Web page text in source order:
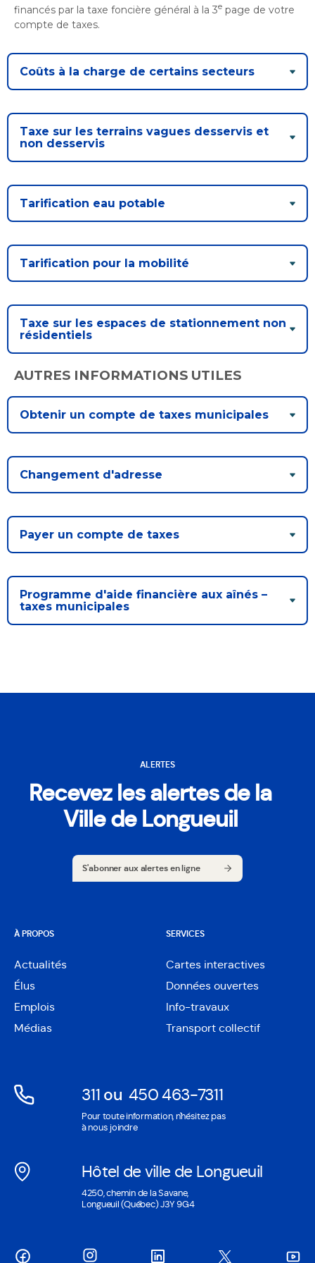
nouvelle
fenêtre
Bureau de l’éthique et de l’inspection
contractuelle
dans
fenêtre
Bureau protecteur citoyen
Bureau protecteur citoyen
Centre-ville de Longueuil
Centre-ville de Longueuil
Cour municipale et contravention
Cour municipale et contravention
Gouvernance et saine gestion
Gouvernance et saine gestion
Office de participation publique de Longueuil
dans
une
nouvelle
Politiques municipales
Réclamations
Vérificatrice générale
financés par la taxe foncière général à la 3e page de votre
compte de taxes.
Coûts à la charge de certains secteurs
Taxe sur les terrains vagues desservis et
non desservis
Tarification eau potable
Tarification pour la mobilité
Taxe sur les espaces de stationnement non
résidentiels
AUTRES INFORMATIONS UTILES
Obtenir un compte de taxes municipales
Changement d'adresse
Payer un compte de taxes
Programme d'aide financière aux aînés –
taxes municipales
ALERTES
Recevez les alertes de la
Ville de Longueuil
S'abonner aux alertes en ligne
À PROPOS
Actualités
Élus
Emplois
Médias
SERVICES
Cartes interactives
Ouvre
dans
une
nouvelle
Données ouvertes
Ouvre
dans
une
Info-travaux
Transport collectif
311Ouvre
dans
fenêtre
ou 450 463-7311
Ouvre
dans
fenêtre
Pour toute information, n'hésitez pas
à nous joindre
Hôtel de ville de Longueuil
Ouvre
dans
4250, chemin de la Savane,
Longueuil (Québec) J3Y 9G4